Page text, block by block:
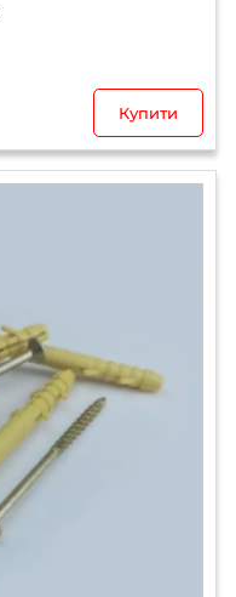
Купити